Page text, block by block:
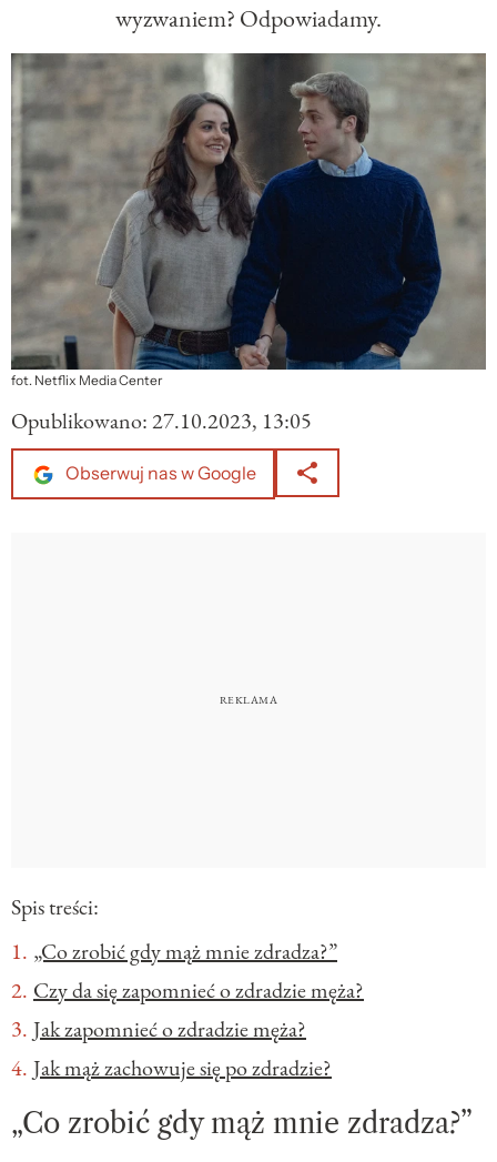
wyzwaniem? Odpowiadamy.
fot. Netflix Media Center
Opublikowano:27.10.2023, 13:05
Obserwuj nas w Google
Spis treści:
„Co zrobić gdy mąż mnie zdradza?”
Czy da się zapomnieć o zdradzie męża?
Jak zapomnieć o zdradzie męża?
Jak mąż zachowuje się po zdradzie?
„Co zrobić gdy mąż mnie zdradza?”